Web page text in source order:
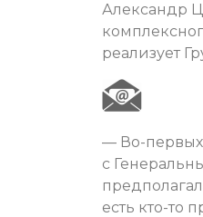
Александр
реализует
— Во-первых
с
есть кто-то